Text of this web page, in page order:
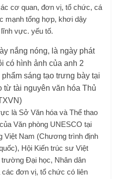
cơ quan, đơn vị, tổ chức, cá
mạnh tổng hợp, khơi dậy
vực. yếu tố.
sáng tạo trưng bày tại
từ tài nguyên văn hóa Thủ
là Sở Văn hóa và Thể thao
Văn phòng UNESCO tại
Việt Nam (Chương trình định
Hội Kiến trúc sư Việt
Đại học, Nhân dân
đơn vị, tổ chức có liên